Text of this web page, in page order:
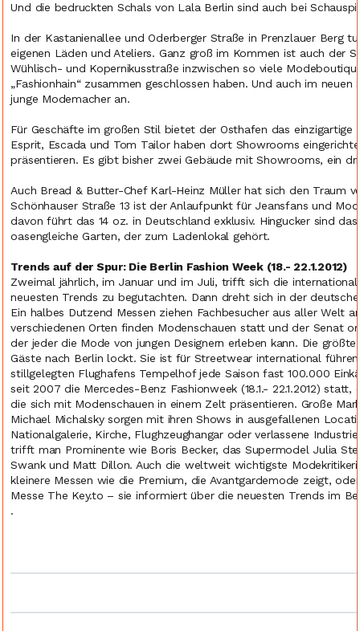
Und die bedruckten Schals von Lala Berlin sind auch bei
In der Kastanienallee und Oderberger Straße in Prenzlauer Berg
eigenen Läden und Ateliers. Ganz groß im Kommen ist auch der
Wühlisch- und Kopernikusstraße inzwischen so viele
„Fashionhain“ zusammen geschlossen haben. Und auch im
junge Modemacher an.
Für Geschäfte im großen Stil bietet der Osthafen das
Esprit, Escada und Tom Tailor haben dort Showrooms
präsentieren. Es gibt bisher zwei Gebäude mit Showrooms, ein
Auch Bread & Butter-Chef Karl-Heinz Müller hat sich den Traum
Schönhauser Straße 13 ist der Anlaufpunkt für Jeansfans und
davon führt das 14 oz. in Deutschland exklusiv. Hingucker sind
oasengleiche Garten, der zum Ladenlokal gehört.
Trends auf der Spur: Die Berlin Fashion Week (18.- 22.1.2012)
Zweimal jährlich, im Januar und im Juli, trifft sich die
neuesten Trends zu begutachten. Dann dreht sich in der
Ein halbes Dutzend Messen ziehen Fachbesucher aus aller Welt
verschiedenen Orten finden Modenschauen statt und der Senat
der jeder die Mode von jungen Designern erleben kann. Die
Gäste nach Berlin lockt. Sie ist für Streetwear international
stillgelegten Flughafens Tempelhof jede Saison fast 100.000
seit 2007 die Mercedes-Benz Fashionweek (18.1.- 22.1.2012)
die sich mit Modenschauen in einem Zelt präsentieren. Große
Michael Michalsky sorgen mit ihren Shows in ausgefallenen
Nationalgalerie, Kirche, Flughzeughangar oder verlassene
trifft man Prominente wie Boris Becker, das Supermodel Julia
Swank und Matt Dillon. Auch die weltweit wichtigste
kleinere Messen wie die Premium, die Avantgardemode zeigt,
Messe The Key.to – sie informiert über die neuesten Trends im
.